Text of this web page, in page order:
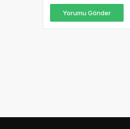
Yorumu Gönder